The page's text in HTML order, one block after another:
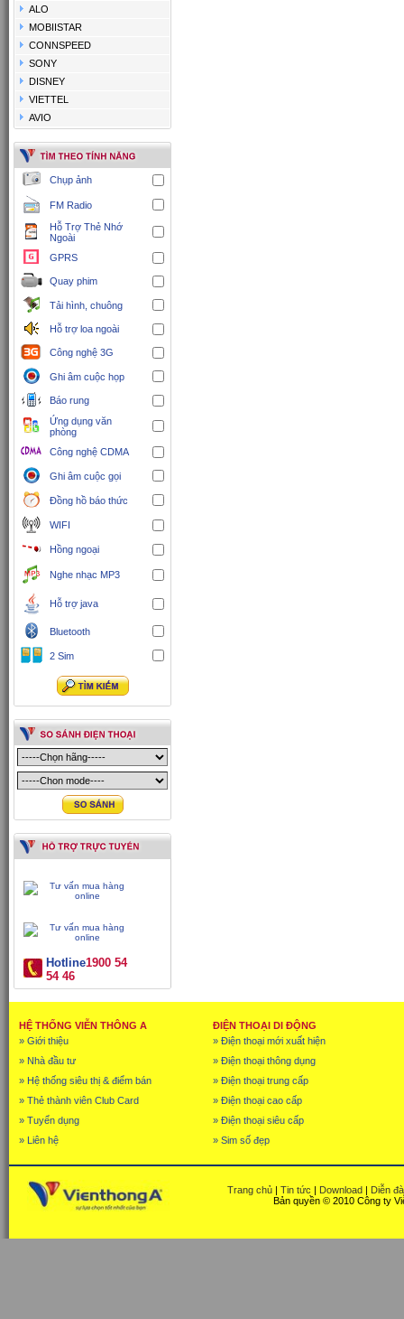
ALO
MOBIISTAR
CONNSPEED
SONY
DISNEY
VIETTEL
AVIO
Chụp ảnh
FM Radio
Hỗ Trợ Thẻ Nhớ
Ngoài
GPRS
Quay phim
Tải hình, chuông
Hỗ trợ loa ngoài
Công nghệ 3G
Ghi âm cuộc họp
Báo rung
Ứng dụng văn
phòng
Công nghệ CDMA
Ghi âm cuộc gọi
Đồng hồ báo thức
WIFI
Hồng ngoại
Nghe nhạc MP3
Hỗ trợ java
Bluetooth
2 Sim
Hotline1900 54
54 46
HỆ THỐNG VIỄN THÔNG A
» Giới thiệu
» Nhà đầu tư
» Hệ thống siêu thị & điểm bán
» Thẻ thành viên Club Card
» Tuyển dụng
» Liên hệ
ĐIỆN THOẠI DI ĐỘNG
» Điện thoại mới xuất hiện
» Điện thoại thông dụng
» Điện thoại trung cấp
» Điện thoại cao cấp
» Điện thoại siêu cấp
» Sim số đẹp
Trang chủ | Tin tức | Download | Diễn
Bản quyền © 2010 Công ty